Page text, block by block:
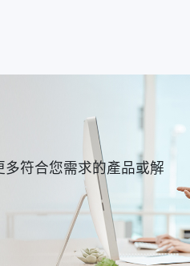
符合您需求的產品或解